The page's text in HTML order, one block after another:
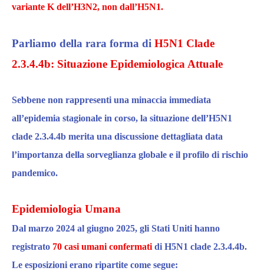
variante K dell’H3N2, non dall’H5N1.
Parliamo della rara forma di H5N1 Clade
2.3.4.4b: Situazione Epidemiologica Attuale
Sebbene non rappresenti una minaccia immediata
all’epidemia stagionale in corso, la situazione dell’H5N1
clade 2.3.4.4b merita una discussione dettagliata data
l’importanza della sorveglianza globale e il profilo di rischio
pandemico.
Epidemiologia Umana
Dal marzo 2024 al giugno 2025, gli Stati Uniti hanno
registrato 70 casi umani confermati di H5N1 clade 2.3.4.4b.
Le esposizioni erano ripartite come segue: